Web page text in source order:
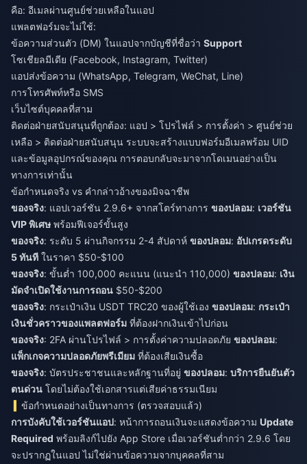
คือ: อีเมลผ่านศูนย์ช่วยเหลือในแอป
แพลตฟอร์มจะไม่ใช้:
ข้อความส่วนตัว (DM) ในแอปจากบัญชีที่ชื่อว่า Support
โซเชียลมีเดีย (Facebook, Instagram, Twitter)
แอปส่งข้อความ (WhatsApp, Telegram, WeChat, Line)
การโทรศัพท์หรือ SMS
เว็บไซต์บุคคลที่สาม
ติดต่อฝ่ายสนับสนุนที่ถูกต้อง: แอป > โปรไฟล์ > การตั้งค่า > ศูนย์ช่วย
เหลือ > ติดต่อฝ่ายสนับสนุน ระบบจะสร้างแบบฟอร์มอีเมลพร้อม UID
และข้อมูลอุปกรณ์ของคุณ การตอบกลับจะมาจากโดเมนอย่างเป็น
ทางการเท่านั้น
ข้อกำหนดจริง vs คำกล่าวอ้างของมิจฉาชีพ
ของจริง: แอปเวอร์ชัน 2.9.6+ จากสโตร์ทางการ ของปลอม: เวอร์ชัน
VIP พิเศษ พร้อมฟีเจอร์ขั้นสูง
ของจริง: ระดับ 5 ผ่านกิจกรรม 2-4 สัปดาห์ ของปลอม: อัปเกรดระดับ
5 ทันที ในราคา $50-$100
ของจริง: ขั้นต่ำ 100,000 คะแนน (แนะนำ 110,000) ของปลอม: เงิน
มัดจำเปิดใช้งานการถอน $50-$200
ของจริง: กระเป๋าเงิน USDT TRC20 ของผู้ใช้เอง ของปลอม: กระเป๋า
เงินชั่วคราวของแพลตฟอร์ม ที่ต้องฝากเงินเข้าไปก่อน
ของจริง: 2FA ผ่านโปรไฟล์ > การตั้งค่าความปลอดภัย ของปลอม:
แพ็กเกจความปลอดภัยพรีเมียม ที่ต้องเสียเงินซื้อ
ของจริง: บัตรประชาชนและหลักฐานที่อยู่ ของปลอม: บริการยืนยันตัว
ตนด่วน โดยไม่ต้องใช้เอกสารแต่เสียค่าธรรมเนียม
ข้อกำหนดอย่างเป็นทางการ (ตรวจสอบแล้ว)
การบังคับใช้เวอร์ชันแอป: หน้าการถอนเงินจะแสดงข้อความ Update
Required พร้อมลิงก์ไปยัง App Store เมื่อเวอร์ชันต่ำกว่า 2.9.6 โดย
จะปรากฏในแอป ไม่ใช่ผ่านข้อความจากบุคคลที่สาม